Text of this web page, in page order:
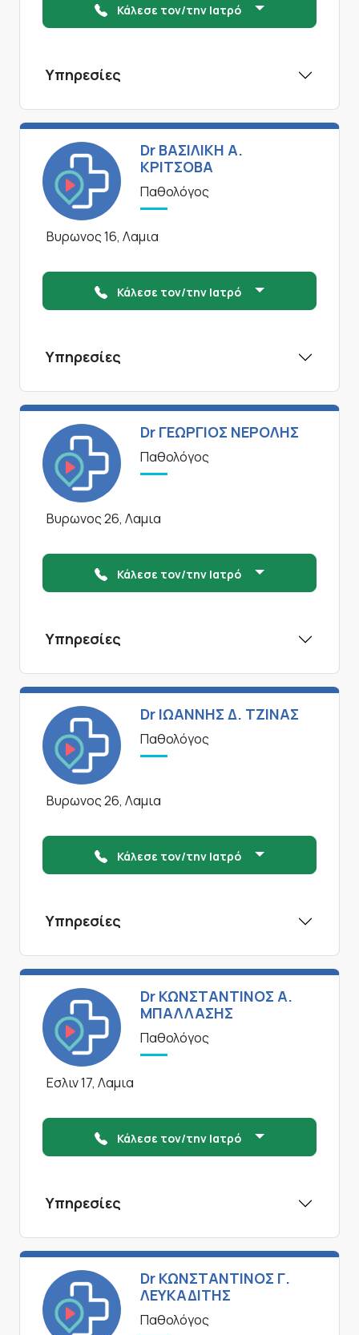
Κάλεσε τον/την Ιατρό
Υπηρεσίες
Dr ΒΑΣΙΛΙΚΗ Α.
ΚΡΙΤΣΟΒΑ
Παθολόγος
Βυρωνος 16, Λαμια
Κάλεσε τον/την Ιατρό
Υπηρεσίες
Dr ΓΕΩΡΓΙΟΣ ΝΕΡΟΛΗΣ
Παθολόγος
Βυρωνος 26, Λαμια
Κάλεσε τον/την Ιατρό
Υπηρεσίες
Dr ΙΩΑΝΝΗΣ Δ. ΤΖΙΝΑΣ
Παθολόγος
Βυρωνος 26, Λαμια
Κάλεσε τον/την Ιατρό
Υπηρεσίες
Dr ΚΩΝΣΤΑΝΤΙΝΟΣ Α.
ΜΠΑΛΛΑΣΗΣ
Παθολόγος
Εσλιν 17, Λαμια
Κάλεσε τον/την Ιατρό
Υπηρεσίες
Dr ΚΩΝΣΤΑΝΤΙΝΟΣ Γ.
ΛΕΥΚΑΔΙΤΗΣ
Παθολόγος